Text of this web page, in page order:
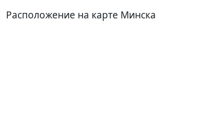
Расположение на карте Минска